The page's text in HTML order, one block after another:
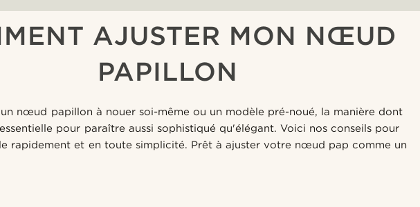
AJUSTER MON NŒUD
PAPILLON
nœud papillon à nouer soi-même ou un modèle pré-noué, la manière dont
pour paraître aussi sophistiqué qu'élégant. Voici nos conseils pour
rapidement et en toute simplicité. Prêt à ajuster votre nœud pap comme un